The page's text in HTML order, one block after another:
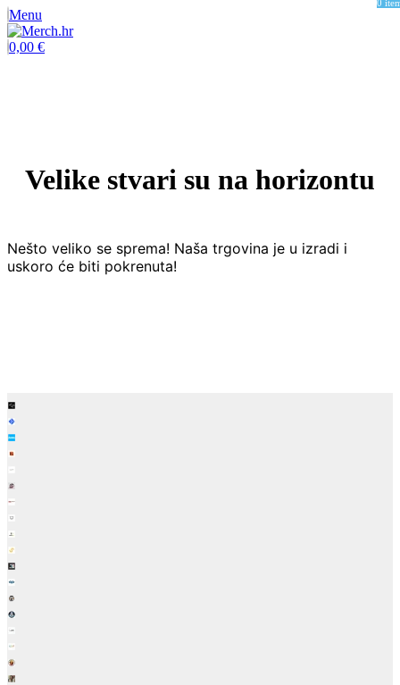
Menu
0
0,00 €
Velike stvari su na horizontu
Nešto veliko se sprema! Naša trgovina je u izradi i
uskoro će biti pokrenuta!